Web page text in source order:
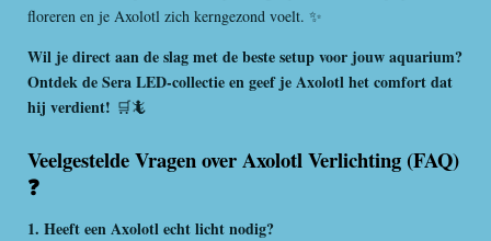
floreren en je Axolotl zich kerngezond voelt. ✨
Wil je direct aan de slag met de beste setup voor jouw aquarium?
Ontdek de Sera LED-collectie en geef je Axolotl het comfort dat
hij verdient! 🛒🦎
Veelgestelde Vragen over Axolotl Verlichting (FAQ)
❓
1. Heeft een Axolotl echt licht nodig?